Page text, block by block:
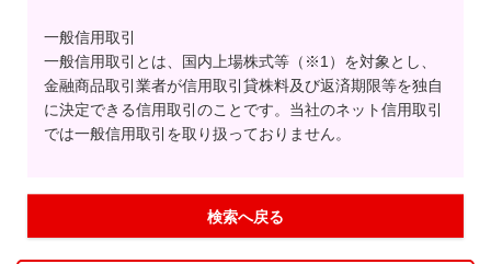
一般信用取引
一般信用取引とは、国内上場株式等（※1）を対象とし、
金融商品取引業者が信用取引貸株料及び返済期限等を独自
に決定できる信用取引のことです。当社のネット信用取引
では一般信用取引を取り扱っておりません。
検索へ戻る